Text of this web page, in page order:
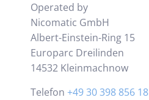
Operated by
Nicomatic GmbH
Albert-Einstein-Ring 15
Europarc Dreilinden
14532 Kleinmachnow
Telefon +49 30 398 856 18